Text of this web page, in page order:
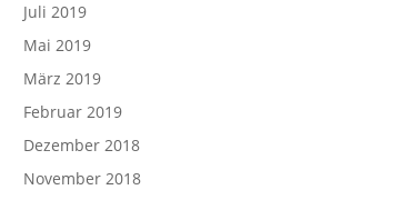
Juli 2019
Mai 2019
März 2019
Februar 2019
Dezember 2018
November 2018